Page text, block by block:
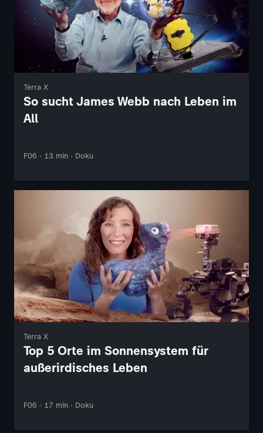
Terra X
So sucht James Webb nach Leben im
All
F06 · 13 min · Doku
Terra X
Top 5 Orte im Sonnensystem für
außerirdisches Leben
F06 · 17 min · Doku